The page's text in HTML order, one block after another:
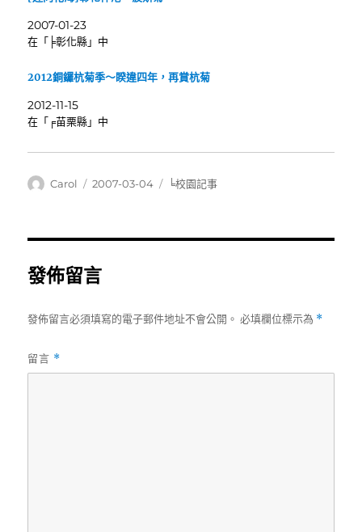
2007-01-23
在「╞彰化縣」中
2012銅鑼杭菊季～睽違四年，再賞杭菊
2012-11-15
在「╒苗栗縣」中
作
Carol
發
2007-03-04
分
╘校園記事
發佈留言
發佈留言必須填寫的電子郵件地址不會公開。 必填欄位標示為 *
留言 *